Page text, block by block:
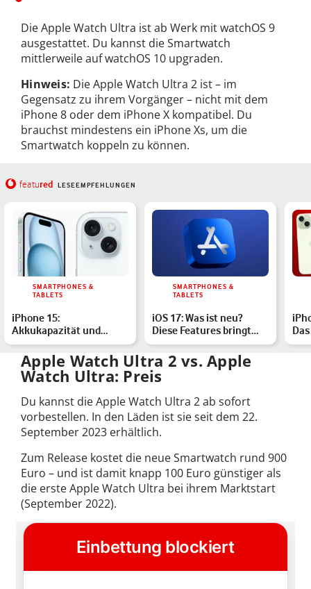
Die Apple Watch Ultra ist ab Werk mit watchOS 9
ausgestattet. Du kannst die Smartwatch
mittlerweile auf watchOS 10 upgraden.
Hinweis: Die Apple Watch Ultra 2 ist – im
Gegensatz zu ihrem Vorgänger – nicht mit dem
iPhone 8 oder dem iPhone X kompatibel. Du
brauchst mindestens ein iPhone Xs, um die
Smartwatch koppeln zu können.
featured LESEEMPFEHLUNGEN
SMARTPHONES &
TABLETS
iPhone 15:
Akkukapazität und
Akkulaufzeit aller
Modelle
SMARTPHONES &
TABLETS
iOS 17: Was ist neu?
Diese Features bringt
das Update
Apple Watch Ultra 2 vs. Apple
Watch Ultra: Preis
Du kannst die Apple Watch Ultra 2 ab sofort
vorbestellen. In den Läden ist sie seit dem 22.
September 2023 erhältlich.
Zum Release kostet die neue Smartwatch rund 900
Euro – und ist damit knapp 100 Euro günstiger als
die erste Apple Watch Ultra bei ihrem Marktstart
(September 2022).